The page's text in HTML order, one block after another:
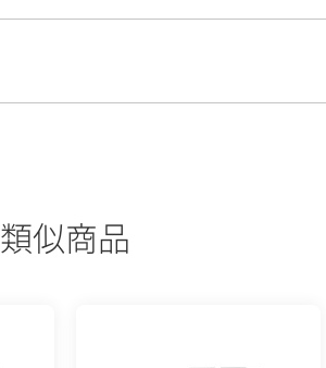
類似商品